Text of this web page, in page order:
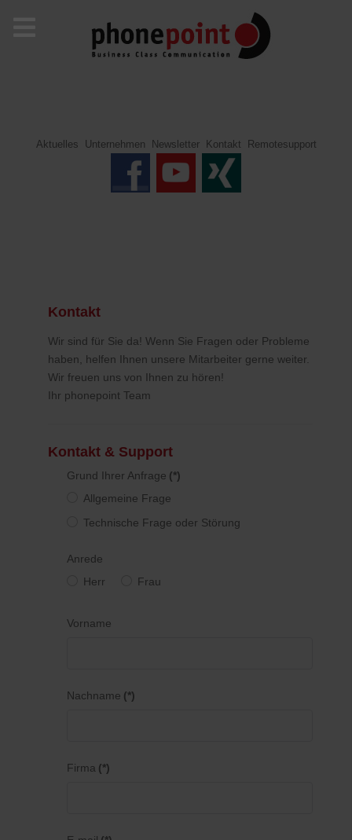
Aktuelles Unternehmen Newsletter Kontakt Remotesupport
Kontakt
Wir sind für Sie da! Wenn Sie Fragen oder Probleme
haben, helfen Ihnen unsere Mitarbeiter gerne weiter.
Wir freuen uns von Ihnen zu hören!
Ihr phonepoint Team
Kontakt & Support
Grund Ihrer Anfrage (*)
Allgemeine Frage
Technische Frage oder Störung
Anrede
Herr
Frau
Vorname
Nachname (*)
Firma (*)